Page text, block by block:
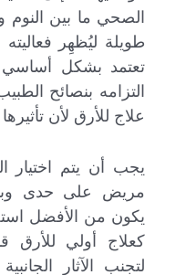
الصحي ما بين النوم
طويلة ليُظهِر
تعتمد بشكل
التزامه بنصائح
علاج للأرق لأن
يجب أن يتم اختيار
مريض على حدى
يكون من الأفضل
كعلاج أولي للأرق
لتجنب الآثار